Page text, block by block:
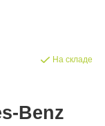
Benz
На складе